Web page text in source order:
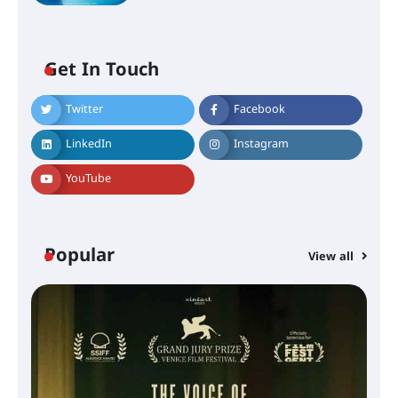
Get In Touch
Twitter Facebook
LinkedIn Instagram
YouTube
Popular View all